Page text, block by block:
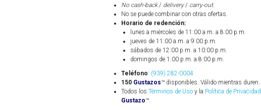
No cash-back/ delivery/ carry-out.
No se puede combinar con otras ofertas.
Horario de redención:
lunes a miércoles de 11:00 a.m. a 8:00 p.m.
jueves de 11:00 a.m. a 9:00 p.m.
sábados de 12:00 p.m. a 10:00 p.m.
domingos de 1:00 p.m. a 8:00 p.m.
Teléfono: (939) 282-0004
150 Gustazos™ disponibles. Válido mientras duren.
Todos los Términos de Uso y la Política de Privacidad
Gustazo™.